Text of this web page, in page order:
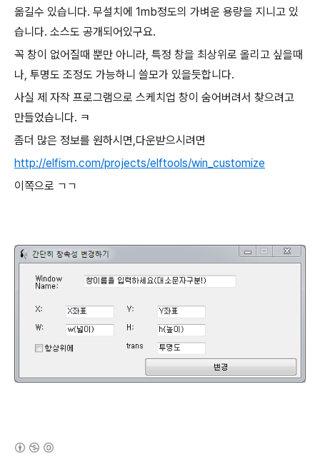
옮길수 있습니다. 무설치에 1mb정도의 가벼운 용량을 지니고 있
습니다. 소스도 공개되어있구요.
꼭 창이 없어질때 뿐만 아니라, 특정 창을 최상위로 올리고 싶을때
나, 투명도 조정도 가능하니 쓸모가 있을듯합니다.
사실 제 자작 프로그램으로 스케치업 창이 숨어버려서 찾으려고
만들었습니다. ㅋ
좀더 많은 정보를 원하시면,다운받으시려면
http://elfism.com/projects/elftools/win_customize
이쪽으로 ㄱㄱ